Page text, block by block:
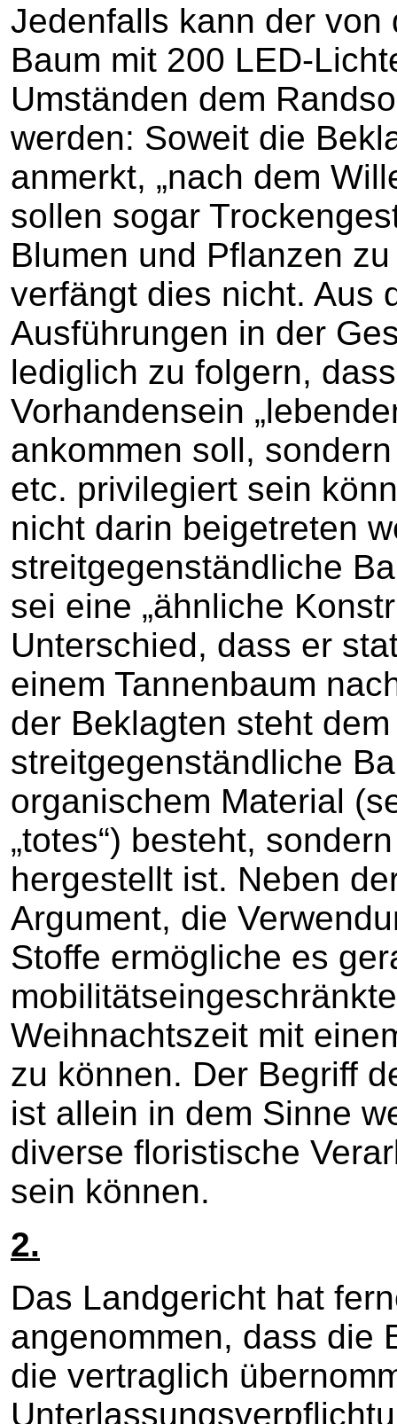
Jedenfalls kann der
Baum mit 200 LED-
Umständen dem
werden: Soweit die
anmerkt, „nach dem
sollen sogar
Blumen und Pflanzen
verfängt dies nicht. Aus
Ausführungen in der
lediglich zu folgern,
Vorhandensein
ankommen soll,
etc. privilegiert sein
nicht darin beigetreten
streitgegenständliche
sei eine „ähnliche
Unterschied, dass er
einem Tannenbaum
der Beklagten steht
streitgegenständliche
organischem Material
„totes“) besteht,
hergestellt ist. Neben
Argument, die
Stoffe ermögliche es
Weihnachtszeit mit
zu können. Der Begriff
ist allein in dem Sinne
diverse floristische
sein können.
2.
Das Landgericht hat
angenommen, dass die
die vertraglich